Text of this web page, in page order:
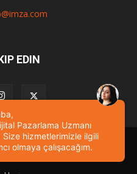
EDIN
Sosyal Medya
Etkinlik
İletişim
Pazarlama Uzmanı
Size hizmetlerimizle ilgili
olmaya çalışacağım.